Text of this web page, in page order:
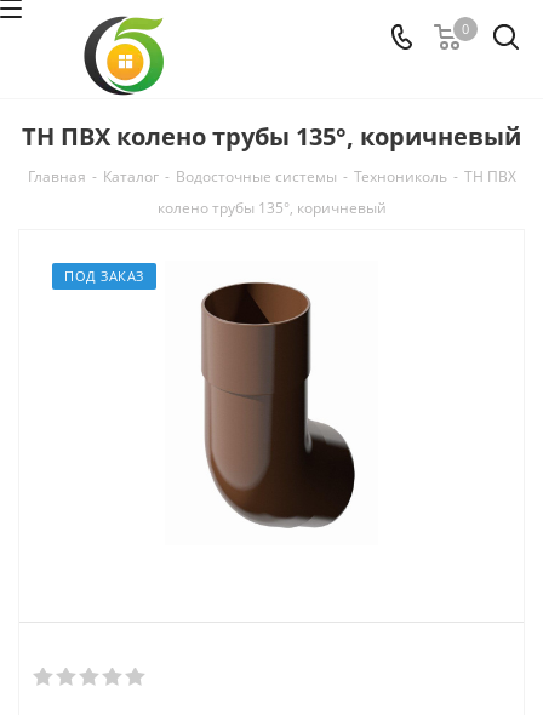
0
ТН ПВХ колено трубы 135°, коричневый
Главная - Каталог - Водосточные системы - Технониколь - ТН ПВХ
колено трубы 135°, коричневый
ПОД ЗАКАЗ